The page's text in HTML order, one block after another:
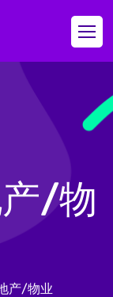
/物
产/物业